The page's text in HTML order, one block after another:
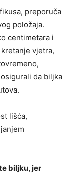
preporuča
položaja.
centimetara i
vjetra,
da biljka
lišća,
biljku, jer